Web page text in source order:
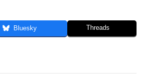
Bluesky Threads